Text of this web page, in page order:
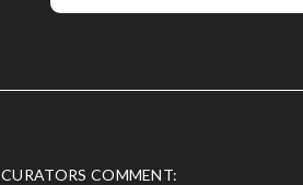
CURATORS COMMENT: